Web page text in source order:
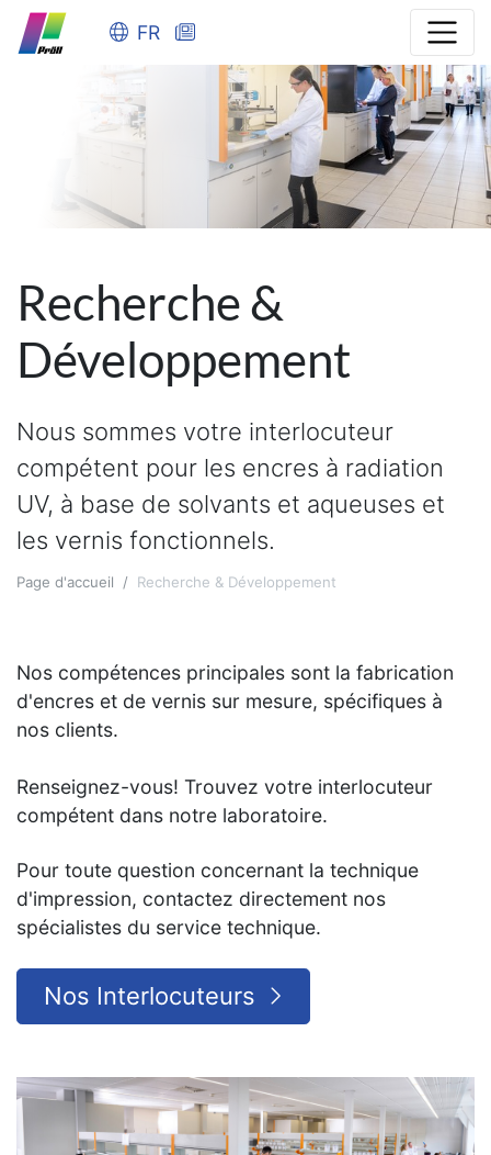
FR
Recherche &
Développement
Nous sommes votre interlocuteur
compétent pour les encres à radiation
UV, à base de solvants et aqueuses et
les vernis fonctionnels.
Page d'accueil Recherche & Développement
Nos compétences principales sont la fabrication
d'encres et de vernis sur mesure, spécifiques à
nos clients.
Renseignez-vous! Trouvez votre interlocuteur
compétent dans notre laboratoire.
Pour toute question concernant la technique
d'impression, contactez directement nos
spécialistes du service technique.
Nos Interlocuteurs